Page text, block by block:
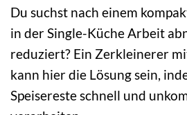
Du suchst nach einem
in der Single-Küche Arbeit
reduziert? Ein Zerkleinerer
kann hier die Lösung sein,
Speisereste schnell und